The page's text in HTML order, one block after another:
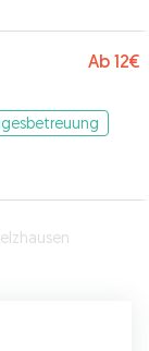
Ab 12€